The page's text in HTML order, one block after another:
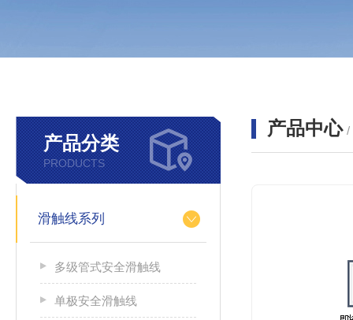
产品分类
PRODUCTS
滑触线系列
多级管式安全滑触线
单极安全滑触线
产品中心 /